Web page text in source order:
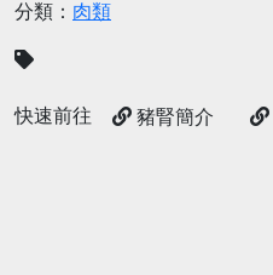
分類： 肉類
快速前往 豬腎簡介